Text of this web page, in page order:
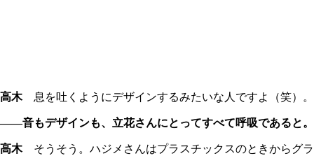
高木息を吐くようにデザインするみたいな人ですよ（笑）。
――音もデザインも、立花さんにとってすべて呼吸であると。
高木そうそう。ハジメさんはプラスチックスのときからグラ